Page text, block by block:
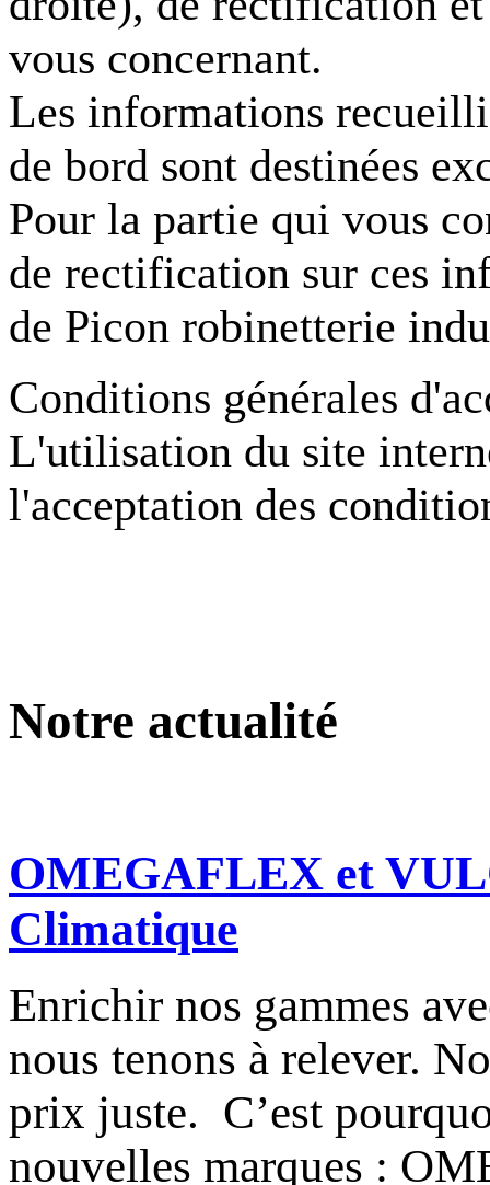
vous concernant.
Les informations
de bord sont destinées
Pour la partie qui vous
de rectification sur ces
de Picon robinetterie
Conditions générales
L'utilisation du site
l'acceptation des
Notre actualité
OMEGAFLEX et
Climatique
Enrichir nos gammes
nous tenons à relever.
prix juste. C’est
nouvelles marques :